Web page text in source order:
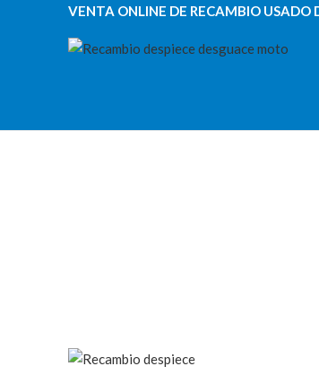
VENTA ONLINE DE RECAMBIO USADO